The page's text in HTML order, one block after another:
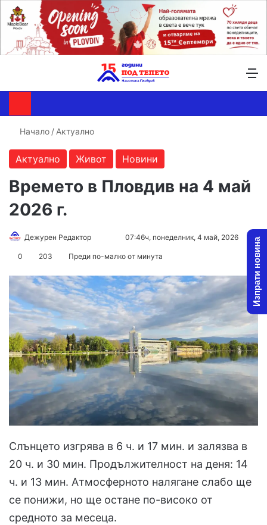
Начало / Актуално
Актуално Живот Новини
Времето в Пловдив на 4 май
2026 г.
Дежурен Редактор
Send07:46ч, понеделник, 4 май, 2026
0 203 Преди по-малко от минута
Слънцето изгрява в 6 ч. и 17 мин. и залязва в
20 ч. и 30 мин. Продължителност на деня: 14
ч. и 13 мин. Атмосферното налягане слабо ще
се понижи, но ще остане по-високо от
средното за месеца.
Изпрати новина